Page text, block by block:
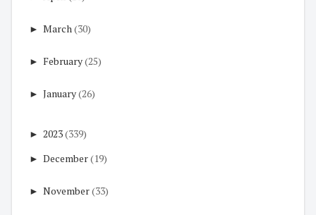
► March(30)
► February(25)
► January(26)
► 2023(339)
► December(19)
► November(33)